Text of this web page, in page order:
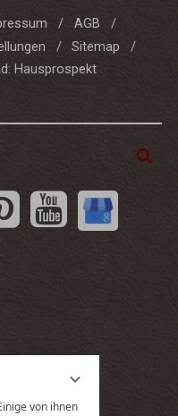
von ihnen
AGB
Sitemap
Hausprospekt